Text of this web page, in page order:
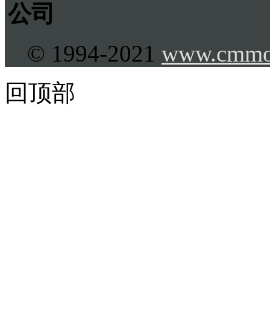
公司
© 1994-2021
回顶部